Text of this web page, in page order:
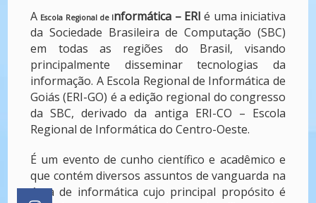
A Escola Regional de Informática – ERI é uma iniciativa
da Sociedade Brasileira de Computação (SBC)
em todas as regiões do Brasil, visando
principalmente disseminar tecnologias da
informação. A Escola Regional de Informática de
Goiás (ERI-GO) é a edição regional do congresso
da SBC, derivado da antiga ERI-CO – Escola
Regional de Informática do Centro-Oeste.
É um evento de cunho científico e acadêmico e
que contém diversos assuntos de vanguarda na
área de informática cujo principal propósito é